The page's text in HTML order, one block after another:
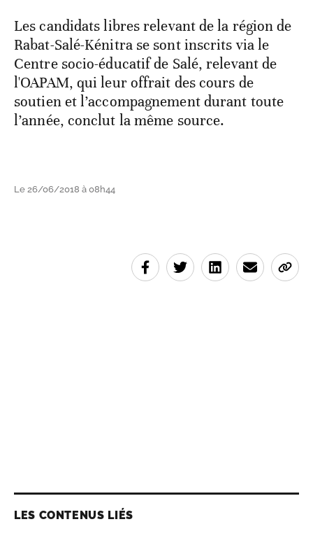
Les candidats libres relevant de la région de
Rabat-Salé-Kénitra se sont inscrits via le
Centre socio-éducatif de Salé, relevant de
l'OAPAM, qui leur offrait des cours de
soutien et l’accompagnement durant toute
l’année, conclut la même source.
Le 26/06/2018 à 08h44
LES CONTENUS LIÉS